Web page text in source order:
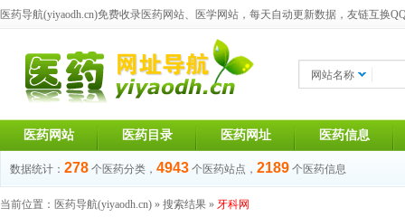
医药导航(yiyaodh.cn)免费收录医药网站、医学网站，每天自动更新数据，友链互换
网站名称
医药网站 医药目录 医药网址 医药信息
数据统计： 278 个医药分类， 4943 个医药站点， 2189 个医药信息
当前位置： 医药导航(yiyaodh.cn) » 搜索结果 » 牙科网